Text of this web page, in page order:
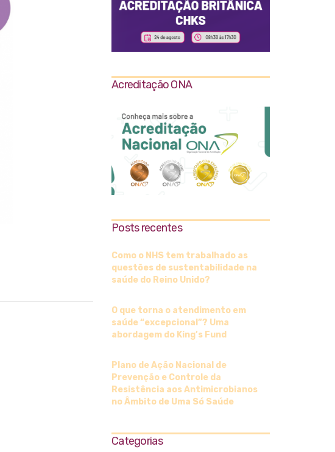
Acreditação ONA
Posts recentes
Como o NHS tem trabalhado as
questões de sustentabilidade na
saúde do Reino Unido?
O que torna o atendimento em
saúde “excepcional”? Uma
abordagem do King’s Fund
Plano de Ação Nacional de
Prevenção e Controle da
Resistência aos Antimicrobianos
no Âmbito de Uma Só Saúde
Categorias